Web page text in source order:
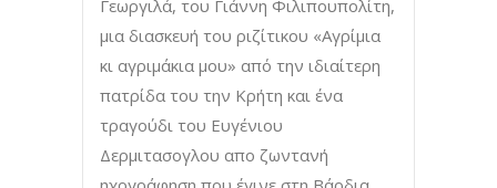
Γεωργιλά, του Γιάννη Φιλιπουπολίτη,
μια διασκευή του ριζίτικου «Αγρίμια
κι αγριμάκια μου» από την ιδιαίτερη
πατρίδα του την Κρήτη και ένα
τραγούδι του Ευγένιου
Δερμιτασογλου απο ζωντανή